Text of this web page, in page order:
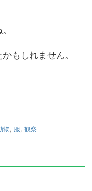
もしれません。
物 服 観察